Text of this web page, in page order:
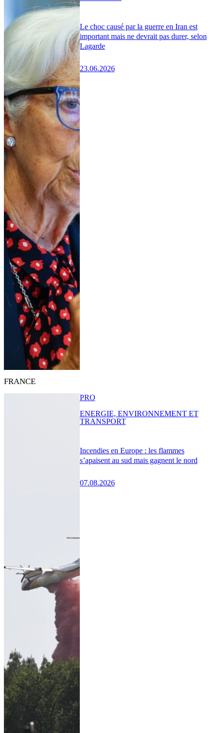
Le choc causé par la guerre en Iran est
important mais ne devrait pas durer, selon
Lagarde
23.06.2026
FRANCE
Incendies en Europe : les flammes
s’apaisent au sud mais gagnent le nord
07.08.2026
PRO
ENERGIE, ENVIRONNEMENT ET
TRANSPORT